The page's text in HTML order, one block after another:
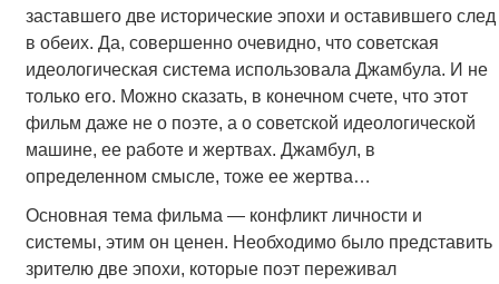
заставшего две исторические эпохи и оставившего след
в обеих. Да, совершенно очевидно, что советская
идеологическая система использовала Джамбула. И не
только его. Можно сказать, в конечном счете, что этот
фильм даже не о поэте, а о советской идеологической
машине, ее работе и жертвах. Джамбул, в
определенном смысле, тоже ее жертва…
Основная тема фильма — конфликт личности и
системы, этим он ценен. Необходимо было представить
зрителю две эпохи, которые поэт переживал